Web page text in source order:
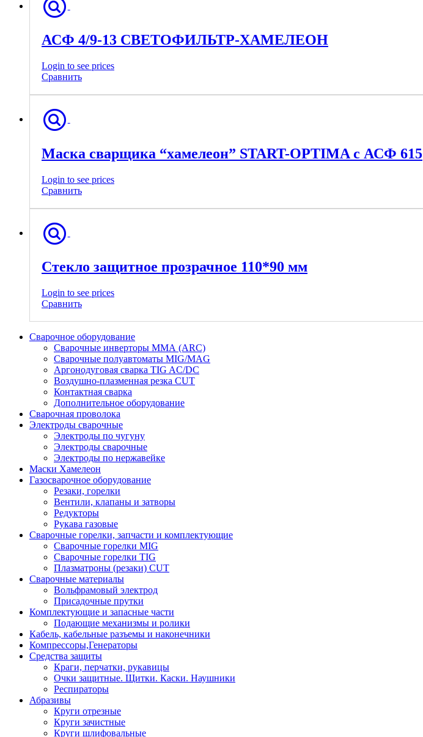
АСФ 4/9-13 СВЕТОФИЛЬТР-ХАМЕЛЕОН
Login to see prices
Сравнить
Маска сварщика “хамелеон” START-OPTIMA c АСФ 615
Login to see prices
Сравнить
Стекло защитное прозрачное 110*90 мм
Login to see prices
Сравнить
Сварочное оборудование
Сварочные инверторы ММА (ARC)
Сварочные полуавтоматы MIG/MAG
Аргонодуговая сварка TIG AC/DC
Воздушно-плазменная резка CUT
Контактная сварка
Дополнительное оборудование
Сварочная проволока
Электроды сварочные
Электроды по чугуну
Электроды сварочные
Электроды по нержавейке
Маски Хамелеон
Газосварочное оборудование
Резаки, горелки
Вентили, клапаны и затворы
Редукторы
Рукава газовые
Сварочные горелки, запчасти и комплектующие
Сварочные горелки MIG
Сварочные горелки TIG
Плазматроны (резаки) CUT
Сварочные материалы
Вольфрамовый электрод
Присадочные прутки
Комплектующие и запасные части
Подающие механизмы и ролики
Кабель, кабельные разъемы и наконечники
Компрессоры,Генераторы
Средства защиты
Краги, перчатки, рукавицы
Очки защитные. Щитки. Каски. Наушники
Респираторы
Абразивы
Круги отрезные
Круги зачистные
Круги шлифовальные